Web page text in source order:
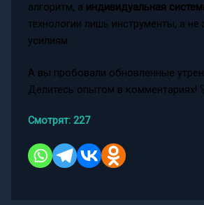
алгоритм, а индивидуальная
технологии лишь инструменты, а
усилиям.
А вы пробовали обновленные
Делитесь опытом в комментариях!
Смотрят: 227